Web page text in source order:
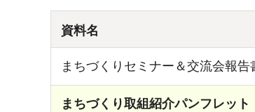
資料名
まちづくりセミナー＆交流会報告
まちづくり取組紹介パンフレット